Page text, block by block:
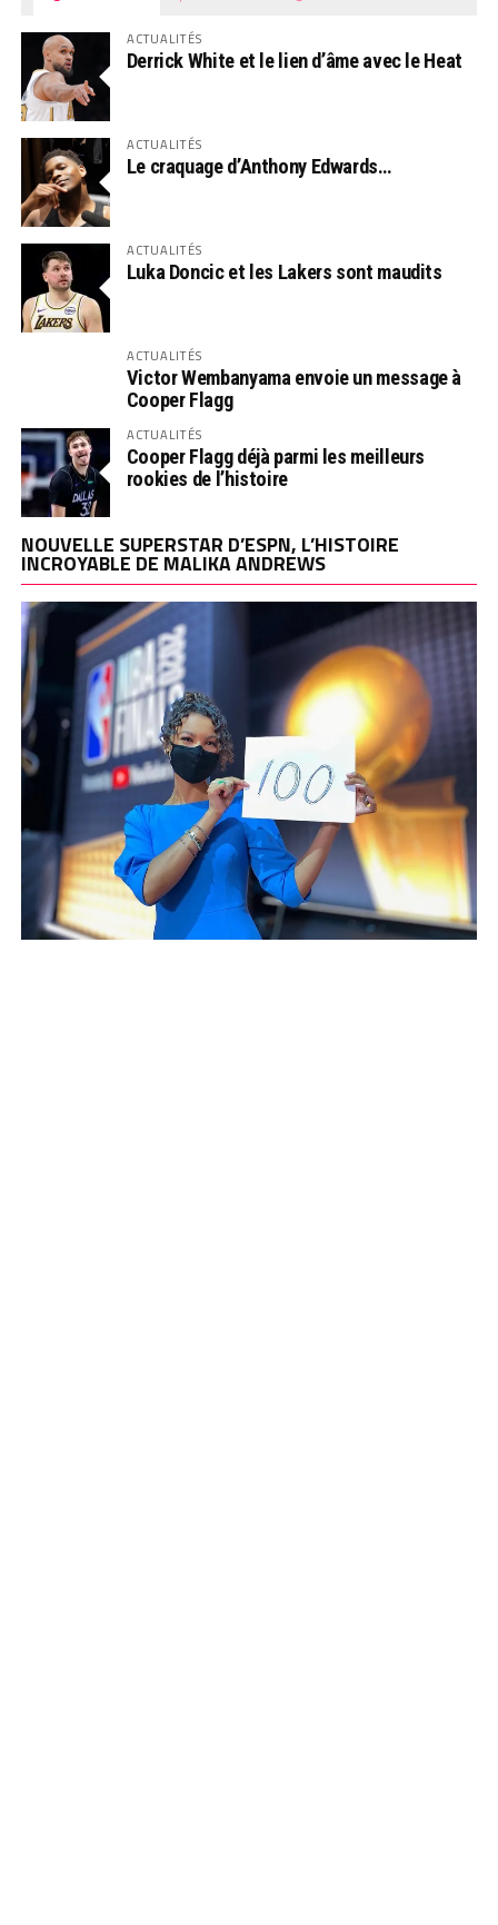
ACTUALITÉS
Derrick White et le lien d’âme avec le Heat
ACTUALITÉS
Le craquage d’Anthony Edwards…
ACTUALITÉS
Luka Doncic et les Lakers sont maudits
ACTUALITÉS
Victor Wembanyama envoie un message à
Cooper Flagg
ACTUALITÉS
Cooper Flagg déjà parmi les meilleurs
rookies de l’histoire
NOUVELLE SUPERSTAR D’ESPN, L’HISTOIRE
INCROYABLE DE MALIKA ANDREWS